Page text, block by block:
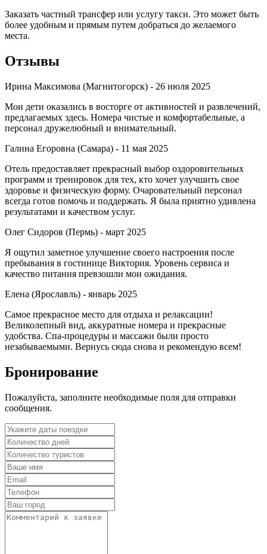
Заказать частный трансфер или услугу такси. Это может быть
более удобным и прямым путем добраться до желаемого
места.
Отзывы
Ирина Максимова (Магнитогорск) - 26 июля 2025
Мои дети оказались в восторге от активностей и развлечений,
предлагаемых здесь. Номера чистые и комфортабельные, а
персонал дружелюбный и внимательный.
Галина Егоровна (Самара) - 11 мая 2025
Отель предоставляет прекрасный выбор оздоровительных
программ и тренировок для тех, кто хочет улучшить свое
здоровье и физическую форму. Очаровательный персонал
всегда готов помочь и поддержать. Я была приятно удивлена
результатами и качеством услуг.
Олег Сидоров (Пермь) - март 2025
Я ощутил заметное улучшение своего настроения после
пребывания в гостинице Виктория. Уровень сервиса и
качество питания превзошли мои ожидания.
Елена (Ярославль) - январь 2025
Самое прекрасное место для отдыха и релаксации!
Великолепный вид, аккуратные номера и прекрасные
удобства. Спа-процедуры и массажи были просто
незабываемыми. Вернусь сюда снова и рекомендую всем!
Бронирование
Пожалуйста, заполните необходимые поля для отправки
сообщения.